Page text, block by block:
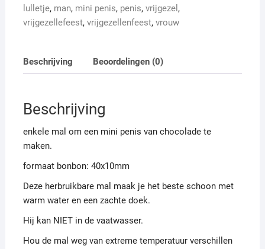
lulletje, man, mini penis, penis, vrijgezel ,
vrijgezellefeest, vrijgezellenfeest, vrouw
Beschrijving Beoordelingen (0)
Beschrijving
enkele mal om een mini penis van chocolade te
maken.
formaat bonbon: 40x10mm
Deze herbruikbare mal maak je het beste schoon met
warm water en een zachte doek.
Hij kan NIET in de vaatwasser.
Hou de mal weg van extreme temperatuur verschillen